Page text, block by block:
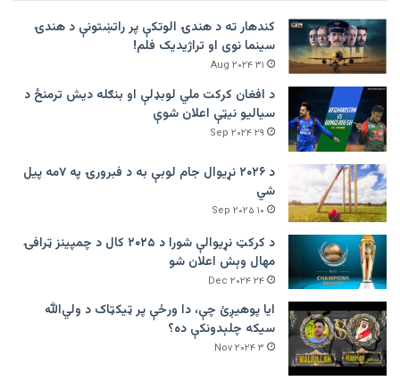
کندهار ته د هندۍ الوتکې پر راتښتونې د هندۍ
سینما نوی او تراژيديک فلم!
۳۱ Aug ۲۰۲۴
د افغان کرکت ملي لوبډلې او بنګله دیش ترمنځ د
سیالیو نیټې اعلان شوې
۲۹ Sep ۲۰۲۴
د ۲۰۲۶ نړیوال جام لوبې به د فبرورۍ په ۷مه پیل
شي
۱۰ Sep ۲۰۲۵
د کرکټ نړیوالې شورا د ۲۰۲۵ کال د چمپینز ټرافۍ
مهال وېش اعلان شو
۲۴ Dec ۲۰۲۴
ایا پوهیږئ چې، دا ورځې پر ټيکټاک د ولي‌الله
سیکه چلېدونکې ده؟
۳ Nov ۲۰۲۴